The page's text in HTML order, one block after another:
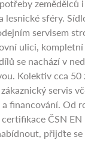
zemědělců
lesnické sféry.
servisem
ulici, kompletní
se nachází v
Kolektiv cca 50
servis
financování. Od
ČSN
přijďte